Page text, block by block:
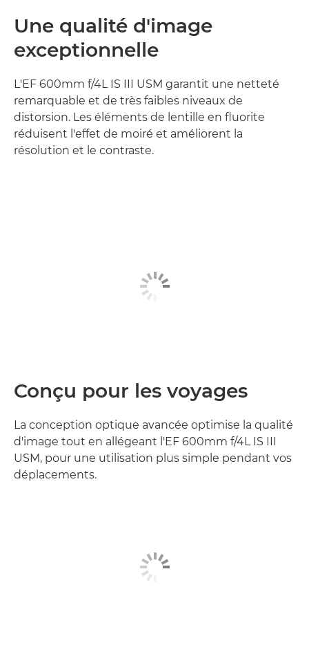
Une qualité d'image
exceptionnelle
L'EF 600mm f/4L IS III USM garantit une netteté
remarquable et de très faibles niveaux de
distorsion. Les éléments de lentille en fluorite
réduisent l'effet de moiré et améliorent la
résolution et le contraste.
Conçu pour les voyages
La conception optique avancée optimise la qualité
d'image tout en allégeant l'EF 600mm f/4L IS III
USM, pour une utilisation plus simple pendant vos
déplacements.